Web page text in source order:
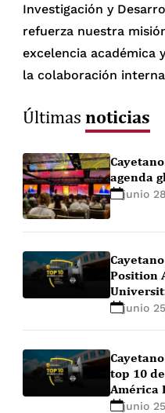
Investigación y
refuerza nuestra
excelencia académica
la colaboración
Últimasnoticias
agenda
junio
Position
junio
top 10
América
junio